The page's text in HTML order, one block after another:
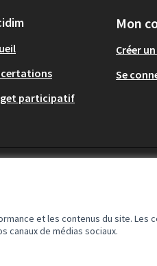
et les contenus du site. Les
canaux de médias sociaux.
participatif
Mon
Créer
Se